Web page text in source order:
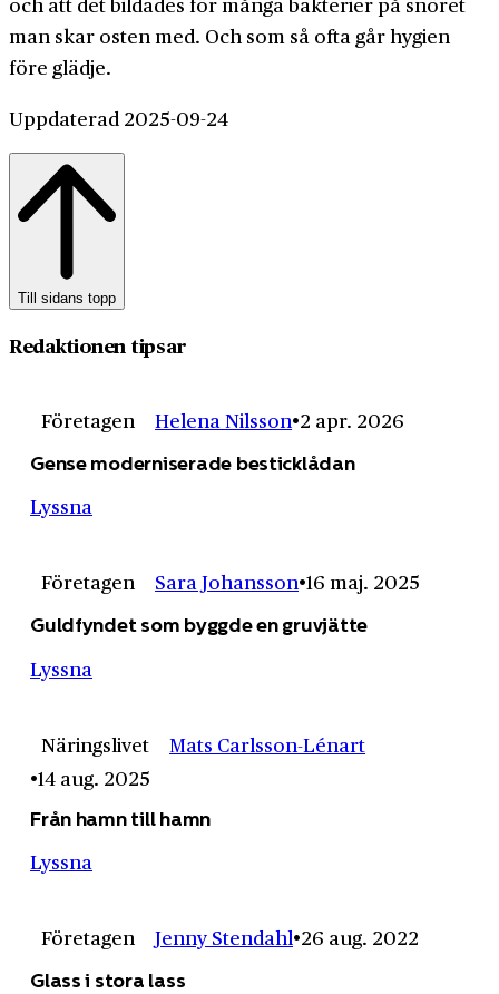
man skar osten med. Och som så ofta går hygien
före glädje.
Uppdaterad 2025-09-24
Till sidans topp
Redaktionen tipsar
Företagen Helena Nilsson 2 apr. 2026
Gense moderniserade besticklådan
Lyssna
Företagen Sara Johansson 16 maj. 2025
Guldfyndet som byggde en gruvjätte
Lyssna
Näringslivet
Mats Carlsson-Lénart
14 aug. 2025
Från hamn till hamn
Lyssna
Företagen Jenny Stendahl 26 aug. 2022
Glass i stora lass